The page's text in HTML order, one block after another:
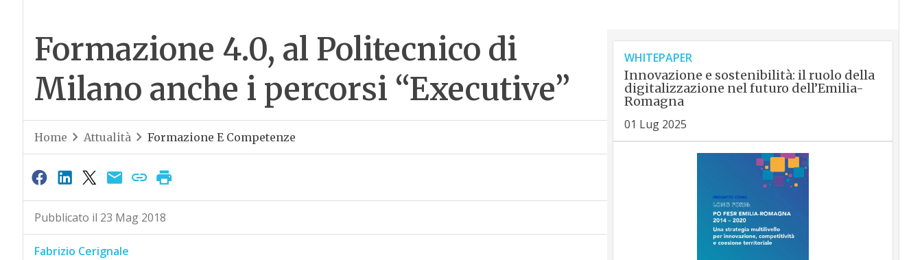
Formazione 4.0, al Politecnico di
Milano anche i percorsi “Executive”
Home Attualità Formazione E Competenze
Pubblicato il 23 Mag 2018
Fabrizio Cerignale
WHITEPAPER
Innovazione e sostenibilità: il ruolo della
digitalizzazione nel futuro dell’Emilia-
Romagna
01 Lug 2025